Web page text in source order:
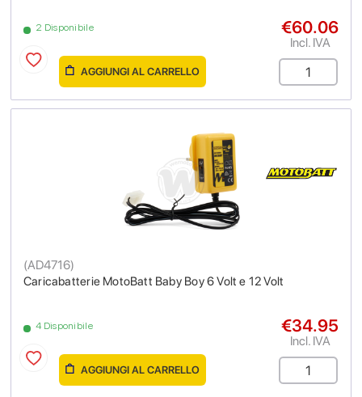
2 Disponibile €60.06
Incl. IVA
AGGIUNGI AL CARRELLO
Caricabatterie MotoBatt Baby Boy 6 Volt e 12 Volt
(AD4716)
4 Disponibile €34.95
Incl. IVA
AGGIUNGI AL CARRELLO